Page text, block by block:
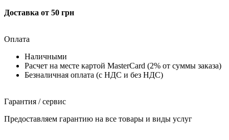
Доставка от 50 грн
Оплата
Наличными
Расчет на месте картой MasterCard (2% от суммы заказа)
Безналичная оплата (с НДС и без НДС)
Гарантия / сервис
Предоставляем гарантию на все товары и виды услуг